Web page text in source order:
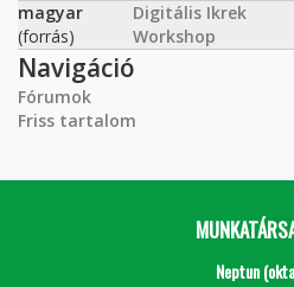
magyar
(forrás)
Digitális Ikrek
Workshop
Navigáció
Fórumok
Friss tartalom
Neptun